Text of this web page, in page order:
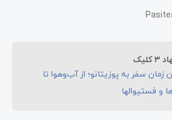
زمان سفر به پوزیتانو؛ از آب‌وهوا تا
و فستیوالها